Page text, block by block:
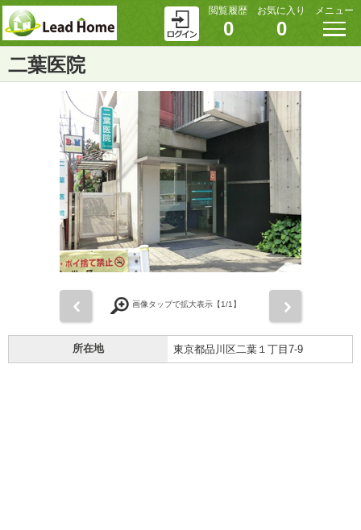
閲覧履歴
0
お気に入り
0
メニュー
二葉医院
画像タップで拡大表示【1/1】
所在地 東京都品川区二葉１丁目7-9